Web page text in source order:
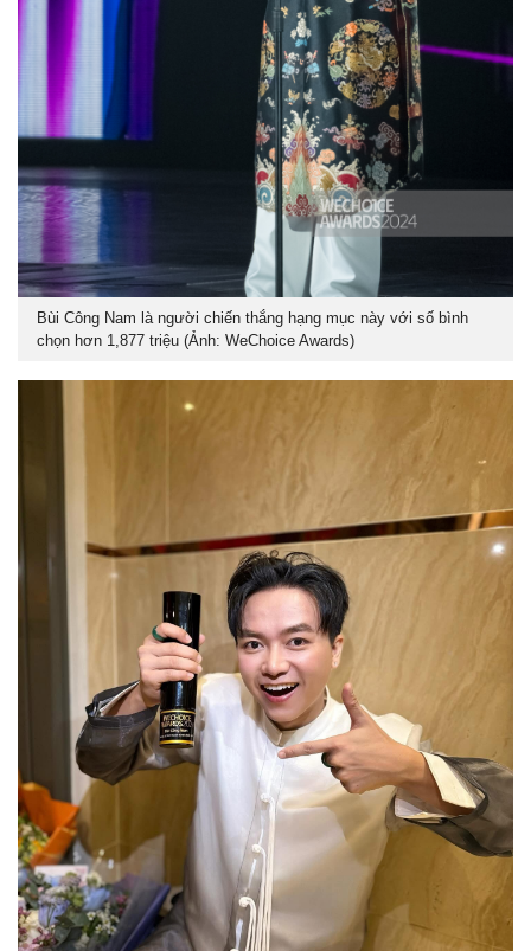
Bùi Công Nam là người chiến thắng hạng mục này với số bình
chọn hơn 1,877 triệu (Ảnh: WeChoice Awards)